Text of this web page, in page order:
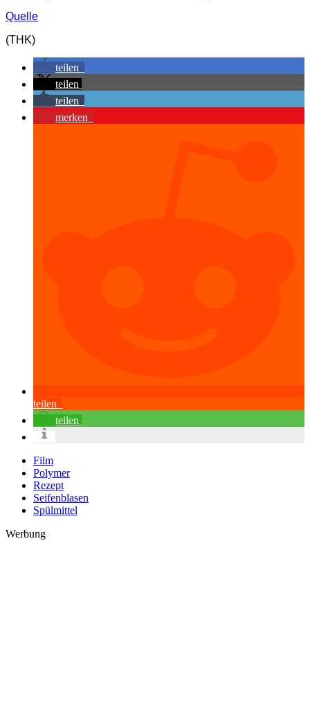
Quelle
(THK)
teilen
teilen
teilen
merken
teilen
teilen
Film
Polymer
Rezept
Seifenblasen
Spülmittel
Werbung